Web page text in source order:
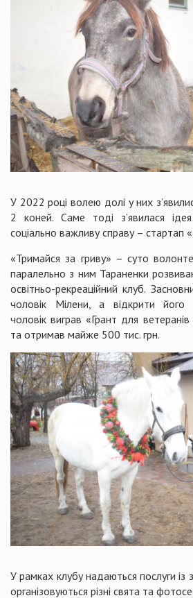
У 2022 році волею долі у них
2 коней. Саме тоді з’явилася
соціально важливу справу – стартап
«Тримайся за гриву» – суто
паралельно з ним Тараненки
освітньо-рекреаційний клуб.
чоловік Мілени, а відкрити
чоловік виграв «Грант для ветеранів
та отримав майже 500 тис. грн.
У рамках клубу надаються послуги із
організовуються різні свята та